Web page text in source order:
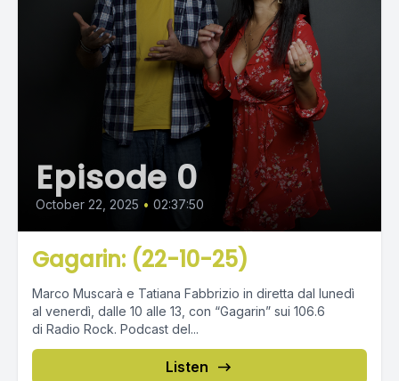
Episode 0
October 22, 2025 • 02:37:50
Gagarin: (22-10-25)
Marco Muscarà e Tatiana Fabbrizio in diretta dal lunedì
al venerdì, dalle 10 alle 13, con “Gagarin” sui 106.6
di Radio Rock. Podcast del...
Listen